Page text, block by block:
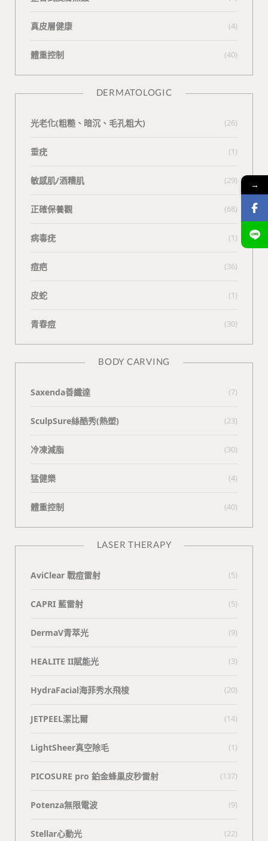
真皮層健康 (4)
體重控制 (40)
DERMATOLOGIC
光老化(粗糙、暗沉、毛孔粗大) (26)
垂疣 (1)
敏感肌/酒糟肌 (29)
正確保養觀 (68)
病毒疣 (1)
痘疤 (36)
皮蛇 (1)
青春痘 (30)
BODY CARVING
Saxenda善纖達 (7)
SculpSure絲酷秀(熱塑) (23)
冷凍減脂 (30)
猛健樂 (4)
體重控制 (40)
LASER THERAPY
AviClear 戰痘雷射 (5)
CAPRI 藍雷射 (5)
DermaV青萃光 (9)
HEALITE II賦能光 (3)
HydraFacial海菲秀水飛梭 (20)
JETPEEL潔比爾 (14)
LightSheer真空除毛 (1)
PICOSURE pro 鉑金蜂巢皮秒雷射 (137)
Potenza無限電波 (9)
Stellar心動光 (22)
→